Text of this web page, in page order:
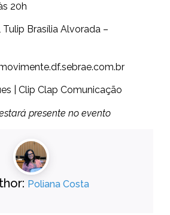
20h
Tulip Brasília Alvorada –
| Clip Clap Comunicação
presente no evento
Poliana Costa